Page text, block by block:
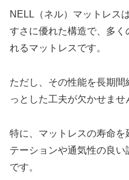
NELL（ネル）マットレス
すさに優れた構造で、多く
れるマットレスです。
ただし、その性能を長期間
っとした工夫が欠かせませ
特に、マットレスの寿命
テーションや通気性の良
です。